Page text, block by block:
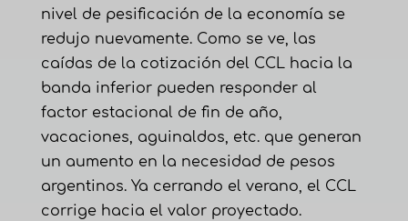
nivel de pesificación de la economía se
redujo nuevamente. Como se ve, las
caídas de la cotización del CCL hacia la
banda inferior pueden responder al
factor estacional de fin de año,
vacaciones, aguinaldos, etc. que generan
un aumento en la necesidad de pesos
argentinos. Ya cerrando el verano, el CCL
corrige hacia el valor proyectado.